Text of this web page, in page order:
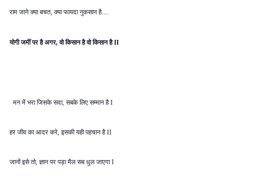
राम जाने क्या बचत, क्या फायदा नुकसान है....
योगी जमीं पर है अगर,वो किसान है वो किसान हैII
मन में भरा जिसके सदा, सबके लिए सम्मान हैI
हर जीव का आदर करे इसकी यही पहचान हैII
जानों इसे तो, ज्ञान पर पड़ा मैल सब धुल जाएगाI